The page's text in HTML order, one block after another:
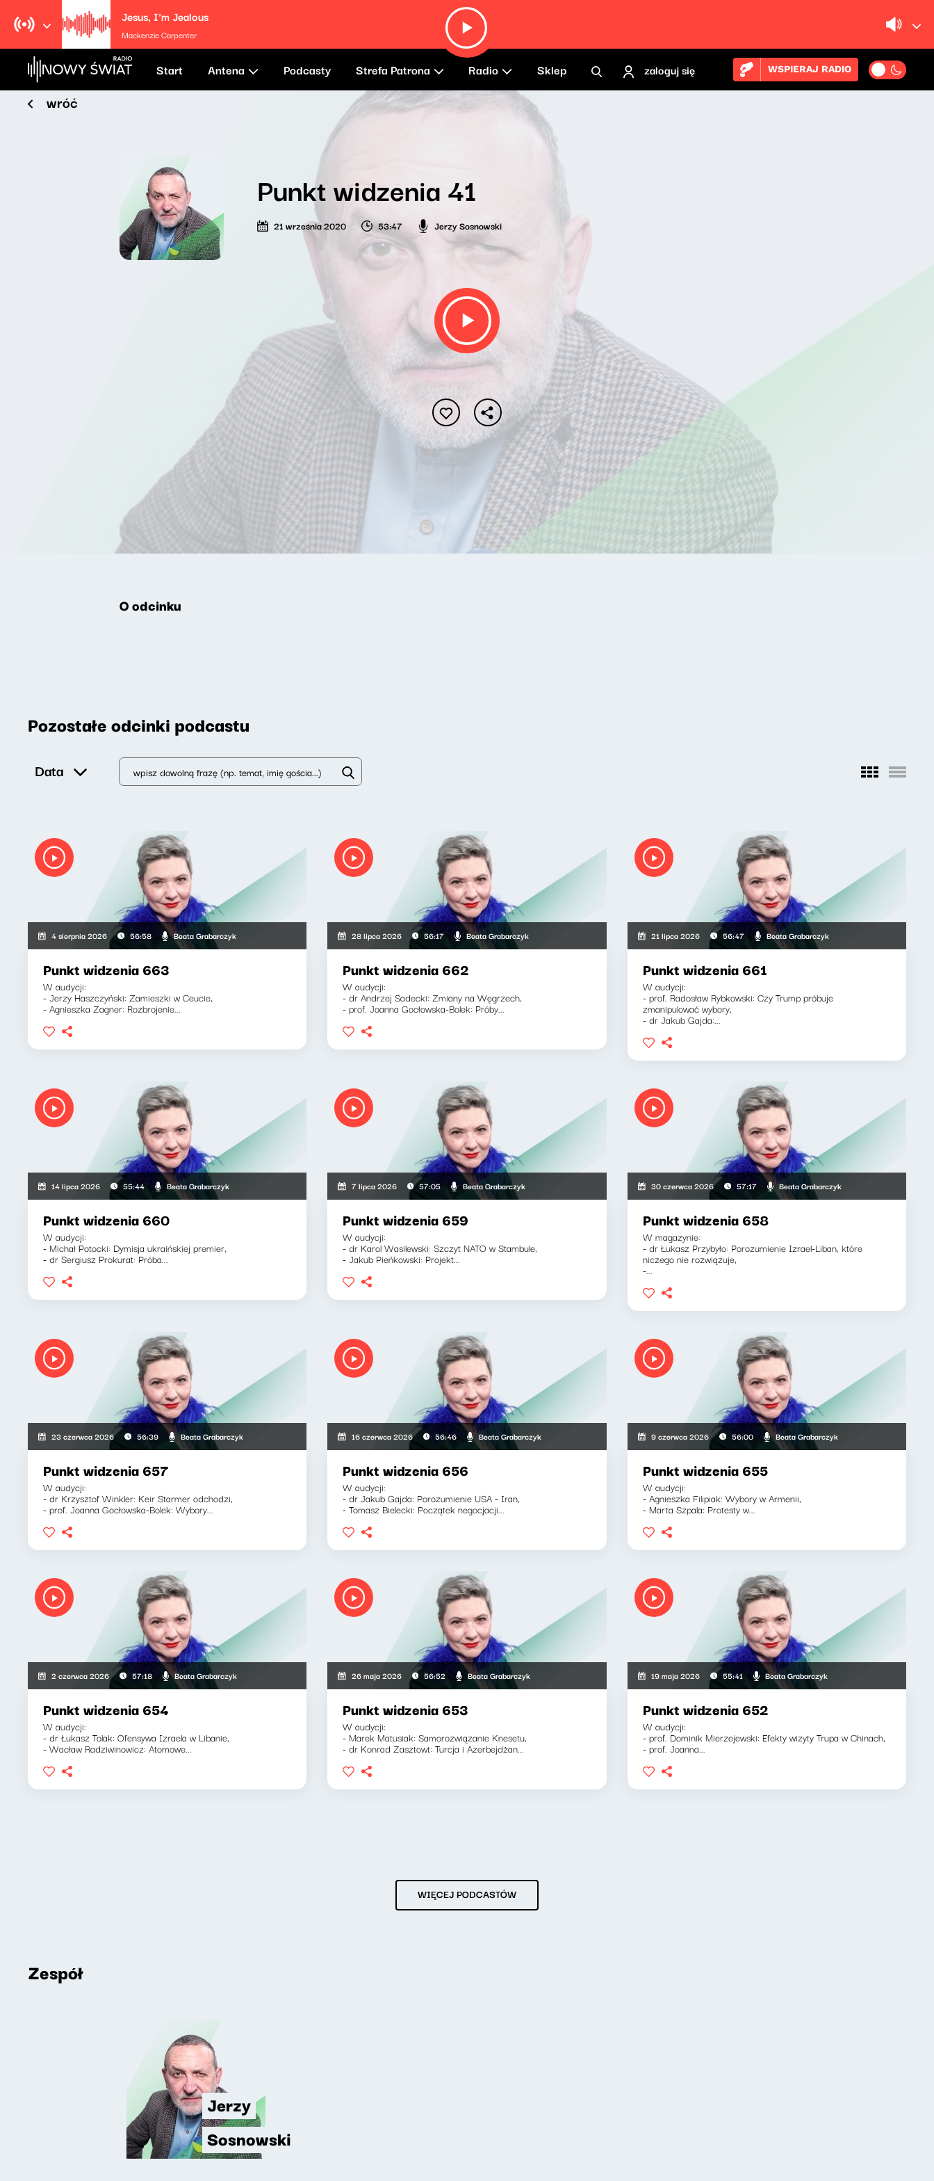
Jesus, I'm Jealous
Mackenzie Carpenter
Start Antena Podcasty Strefa Patrona Radio Sklep zaloguj się WSPIERAJ RADIO
wróć
Punkt widzenia 41
21 września 2020 53:47 Jerzy Sosnowski
O odcinku
Pozostałe odcinki podcastu
Data
4 sierpnia 2026 56:58 Beata Grabarczyk
Punkt widzenia 663
W audycji:
- Jerzy Haszczyński: Zamieszki w Ceucie,
- Agnieszka Zagner: Rozbrojenie...
28 lipca 2026 56:17 Beata Grabarczyk
Punkt widzenia 662
W audycji:
- dr Andrzej Sadecki: Zmiany na Węgrzech,
- prof. Joanna Gocłowska-Bolek: Próby...
21 lipca 2026 56:47 Beata Grabarczyk
Punkt widzenia 661
W audycji:
- prof. Radosław Rybkowski: Czy Trump próbuje
zmanipulować wybory,
- dr Jakub Gajda:...
14 lipca 2026 55:44 Beata Grabarczyk
Punkt widzenia 660
W audycji:
- Michał Potocki: Dymisja ukraińskiej premier,
- dr Sergiusz Prokurat: Próba...
7 lipca 2026 57:05 Beata Grabarczyk
Punkt widzenia 659
W audycji:
- dr Karol Wasilewski: Szczyt NATO w Stambule,
- Jakub Pieńkowski: Projekt...
30 czerwca 2026 57:17 Beata Grabarczyk
Punkt widzenia 658
W magazynie:
- dr Łukasz Przybyło: Porozumienie Izrael-Liban, które
niczego nie rozwiązuje,
-...
23 czerwca 2026 56:39 Beata Grabarczyk
Punkt widzenia 657
W audycji:
- dr Krzysztof Winkler: Keir Starmer odchodzi,
- prof. Joanna Gocłowska-Bolek: Wybory...
16 czerwca 2026 56:46 Beata Grabarczyk
Punkt widzenia 656
W audycji:
- dr Jakub Gajda: Porozumienie USA - Iran,
- Tomasz Bielecki: Początek negocjacji...
9 czerwca 2026 56:00 Beata Grabarczyk
Punkt widzenia 655
W audycji:
- Agnieszka Filipiak: Wybory w Armenii,
- Marta Szpala: Protesty w...
2 czerwca 2026 57:18 Beata Grabarczyk
Punkt widzenia 654
W audycji:
- dr Łukasz Tolak: Ofensywa Izraela w Libanie,
- Wacław Radziwinowicz: Atomowe...
26 maja 2026 56:52 Beata Grabarczyk
Punkt widzenia 653
W audycji:
- Marek Matusiak: Samorozwiązanie Knesetu,
- dr Konrad Zasztowt: Turcja i Azerbejdżan...
19 maja 2026 55:41 Beata Grabarczyk
Punkt widzenia 652
W audycji:
- prof. Dominik Mierzejewski: Efekty wizyty Trupa w Chinach,
- prof. Joanna...
WIĘCEJ PODCASTÓW
Zespół
Jerzy
Sosnowski